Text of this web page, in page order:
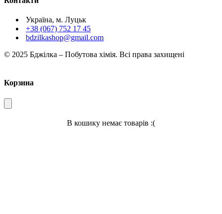
Україна, м. Луцьк
+38 (067) 752 17 45
bdzilkashop@gmail.com
© 2025 Бджілка – Побутова хімія. Всі права захищені
Корзина
В кошику немає товарів :(